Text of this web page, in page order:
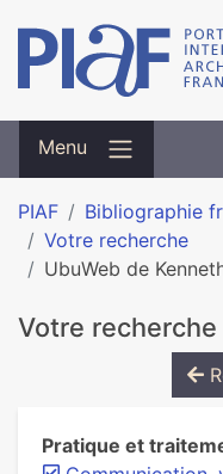
Menu
PIAF
Bibliographie
Votre recherche
UbuWeb de
Votre recherche
Pratique et